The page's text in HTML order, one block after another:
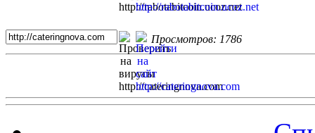
Просмотров: 1786